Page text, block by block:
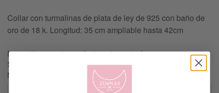
Collar con turmalinas de plata de ley de 925 con baño de
oro de 18 k. Longitud: 35 cm ampliable hasta 42cm
Lo sentimos, este producto esta agotado.
Si le interesa, puede escribirnos un mensaje.
Nombre